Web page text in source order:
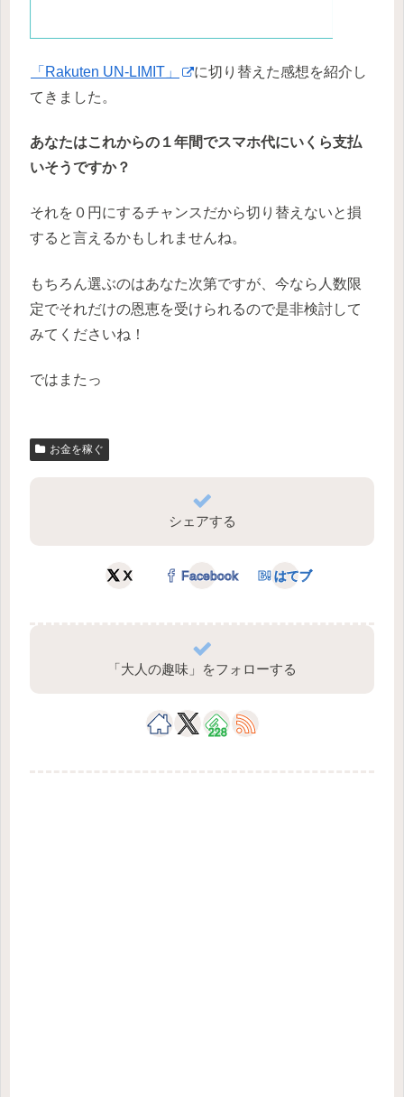
「Rakuten UN-LIMIT」
に切り替えた感想を紹介し
てきました。
あなたはこれからの１年間でスマホ代にいくら支払
いそうですか？
それを０円にするチャンスだから切り替えないと損
すると言えるかもしれませんね。
もちろん選ぶのはあなた次第ですが、今なら人数限
定でそれだけの恩恵を受けられるので是非検討して
みてくださいね！
ではまたっ
お金を稼ぐ
シェアする
X Facebook はてブ
「大人の趣味」をフォローする
228